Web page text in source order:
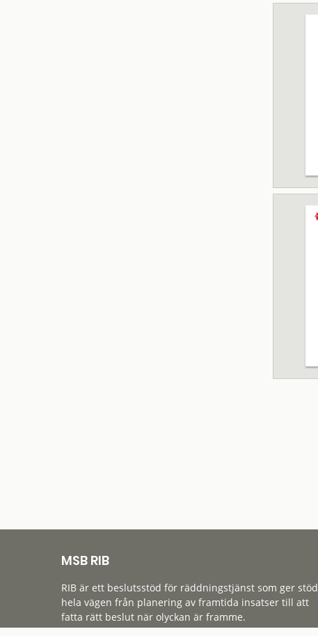
MSB RIB
RIB är ett beslutsstöd för räddningstjänst som ger stöd
hela vägen från planering av framtida insatser till att
fatta rätt beslut när olyckan är framme.